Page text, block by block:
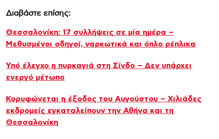
Διαβάστε επίσης:
Θεσσαλονίκη: 17 συλλήψεις σε μία ημέρα –
Μεθυσμένοι οδηγοί, ναρκωτικά και όπλο ρέπλικα
Υπό έλεγχο η πυρκαγιά στη Σίνδο – Δεν υπάρχει
ενεργό μέτωπο
Κορυφώνεται η έξοδος του Αυγούστου – Χιλιάδες
εκδρομείς εγκαταλείπουν την Αθήνα και τη
Θεσσαλονίκη